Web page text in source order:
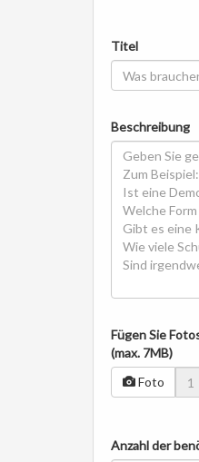
Titel
Beschreibung
Fügen Sie
(max. 7MB)
Foto
Anzahl der